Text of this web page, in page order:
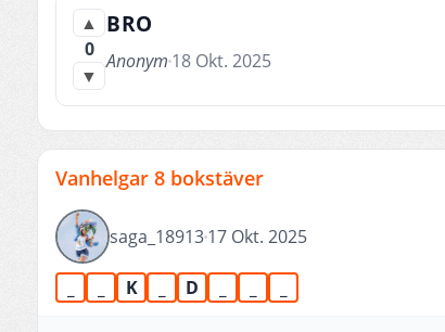
▲
0
▼
BRO
Anonym 18 Okt. 2025
Vanhelgar 8 bokstäver
saga_1891317 Okt. 2025
K D